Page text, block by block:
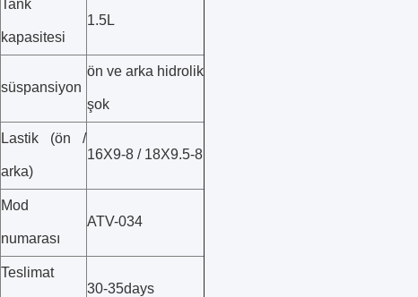
Tank
kapasitesi
1.5L
süspansiyon
ön ve arka hidrolik
şok
Lastik (ön /
arka)
16X9-8 / 18X9.5-8
Mod
numarası
ATV-034
Teslimat
30-35days